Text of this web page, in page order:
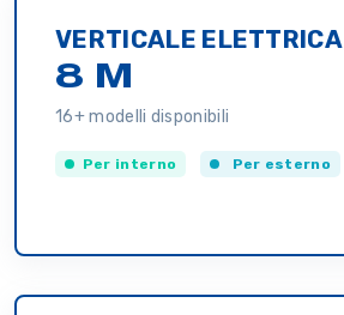
VERTICALE ELETTRICA
8 M
16+ modelli disponibili
Per interno Per esterno